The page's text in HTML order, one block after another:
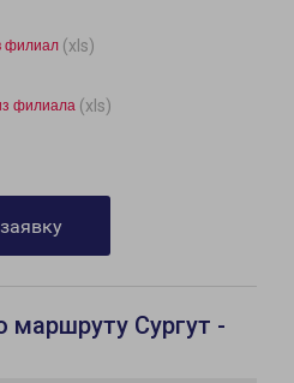
филиал (xls)
филиала (xls)
маршруту Сургут -